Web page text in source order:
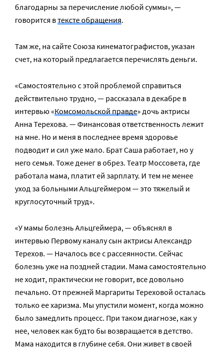
благодарны за перечисление любой суммы», —
говорится втексте обращения.
Там же, на сайте Союза кинематографистов, указан
счет, на который предлагается перечислять деньги.
«Самостоятельно с этой проблемой справиться
действительно трудно, — рассказала в декабре в
интервью «Комсомольской правде» дочь актрисы
Анна Терехова. — Финансовая ответственность лежит
на мне. Но и меня в последнее время здоровье
подводит и сил уже мало. Брат Саша работает, но у
него семья. Тоже денег в обрез. Театр Моссовета, где
работала мама, платит ей зарплату. И тем не менее
уход за больными Альцгеймером — это тяжелый и
круглосуточный труд».
«У мамы болезнь Альцгеймера, — объяснял в
интервью Первому каналу сын актрисы Александр
Терехов. — Началось все с рассеянности. Сейчас
болезнь уже на поздней стадии. Мама самостоятельно
не ходит, практически не говорит, все довольно
печально. От прежней Маргариты Тереховой осталась
только ее харизма. Мы упустили момент, когда можно
было замедлить процесс. При таком диагнозе, как у
нее, человек как будто бы возвращается в детство.
Мама находится в глубине себя. Они живет в своей